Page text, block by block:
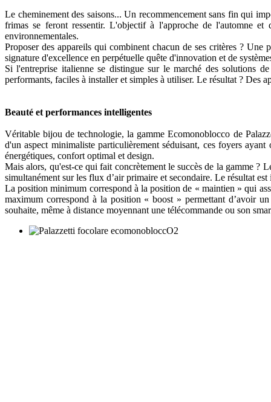
Le cheminement des saisons... Un recommencement sans fin qui
frimas se feront ressentir. L'objectif à l'approche de l'automne
environnementales.
Proposer des appareils qui combinent chacun de ses critères ?
signature d'excellence en perpétuelle quête d'innovation et de
Si l'entreprise italienne se distingue sur le marché des solutions
performants, faciles à installer et simples à utiliser. Le résultat ? Des
Beauté et performances intelligentes
Véritable bijou de technologie, la gamme Ecomonoblocco de
d'un aspect minimaliste particulièrement séduisant, ces foyers
énergétiques, confort optimal et design.
Mais alors, qu'est-ce qui fait concrètement le succès de la gamme
simultanément sur les flux d’air primaire et secondaire. Le résultat
La position minimum correspond à la position de « maintien » qui
maximum correspond à la position « boost » permettant d’avoir
souhaite, même à distance moyennant une télécommande ou son